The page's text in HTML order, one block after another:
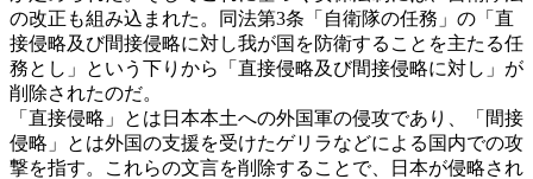
の改正も組み込まれた。同法第3条「自衛隊の任務」の「直
接侵略及び間接侵略に対し我が国を防衛することを主たる任
務とし」という下りから「直接侵略及び間接侵略に対し」が
削除されたのだ。
「直接侵略」とは日本本土への外国軍の侵攻であり、「間接
侵略」とは外国の支援を受けたゲリラなどによる国内での攻
撃を指す。これらの文言を削除することで、日本が侵略され